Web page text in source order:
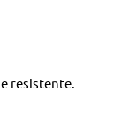
resistente.